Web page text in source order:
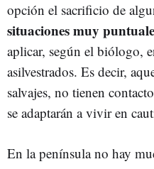
opción el sacrificio de
situaciones muy
aplicar, según el biólogo,
asilvestrados. Es decir,
salvajes, no tienen
se adaptarán a vivir en
En la península no hay